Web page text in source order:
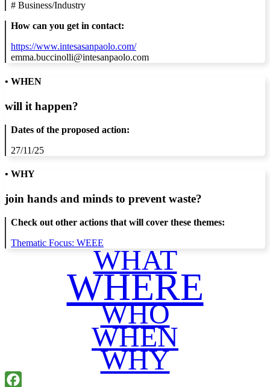
# Business/Industry
How can you get in contact:
https://www.intesasanpaolo.com/
emma.buccinolli@intesanpaolo.com
• WHEN
will it happen?
Dates of the proposed action:
27/11/25
• WHY
join hands and minds to prevent waste?
Check out other actions that will cover these themes:
Thematic Focus: WEEE
WHAT
WHERE
WHO
WHEN
WHY